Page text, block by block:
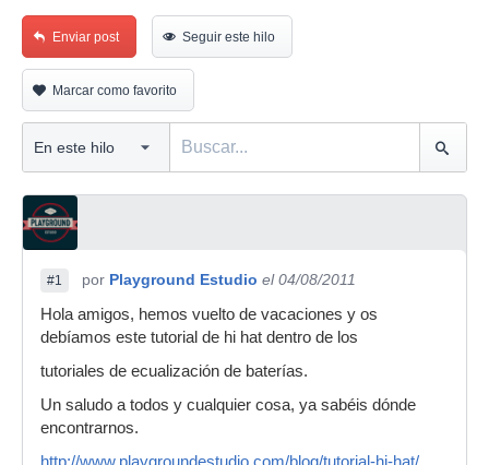
Enviar post Seguir este hilo
Marcar como favorito
#1 por Playground Estudio el 04/08/2011
Hola amigos, hemos vuelto de vacaciones y os
debíamos este tutorial de hi hat dentro de los
tutoriales de ecualización de baterías.
Un saludo a todos y cualquier cosa, ya sabéis dónde
encontrarnos.